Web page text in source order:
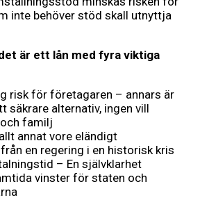
inte behöver stöd skall utnyttja
är ett lån med fyra viktiga
risk för företagaren – annars är
säkrare alternativ, ingen vill
familj
annat vore eländigt
en regering i en historisk kris
– En självklarhet
vinster för staten och